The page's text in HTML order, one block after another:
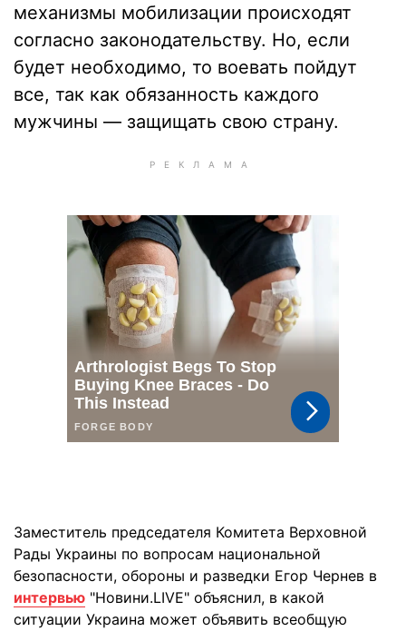
механизмы мобилизации происходят
согласно законодательству. Но, если
будет необходимо, то воевать пойдут
все, так как обязанность каждого
мужчины — защищать свою страну.
Заместитель председателя Комитета Верховной
Рады Украины по вопросам национальной
безопасности, обороны и разведки Егор Чернев в
интервью "Новини.LIVE" объяснил, в какой
ситуации Украина может объявить всеобщую